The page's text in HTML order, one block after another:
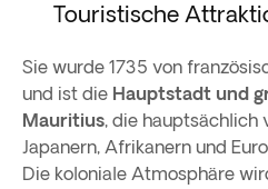
Touristische
Sie wurde 1735 von
und ist die Hauptstadt und
Mauritius, die hauptsächlich
Japanern, Afrikanern und
Die koloniale Atmosphäre